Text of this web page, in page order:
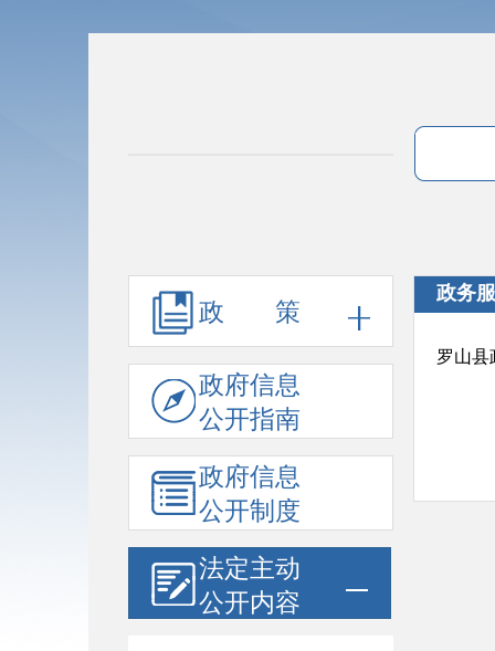
政 策
政府信息
公开指南
政府信息
公开制度
法定主动
公开内容
政务
罗山县